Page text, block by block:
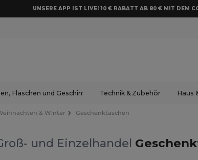
UNSERE APP IST LIVE! 10 € RABATT AB 80 € MIT DEM
Flaschen und Geschirr Technik & Zubehör Haus
& Winter Geschenktaschen
und Einzelhandel